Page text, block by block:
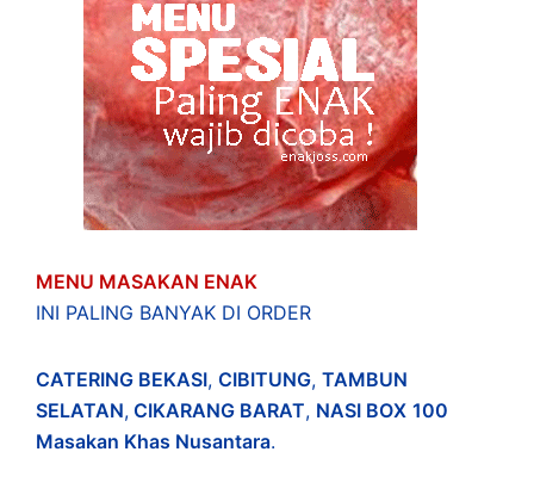
MENU MASAKAN ENAK
INI PALING BANYAK DI ORDER
CATERING BEKASI, CIBITUNG, TAMBUN
SELATAN, CIKARANG BARAT, NASI BOX 100
Masakan Khas Nusantara.